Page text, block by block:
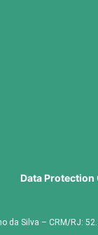
Data Protection
da Silva – CRM/RJ: